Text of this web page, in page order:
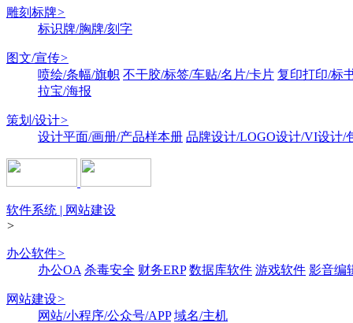
雕刻标牌>
标识牌/胸牌/刻字
图文/宣传>
喷绘/条幅/旗帜 不干胶/标签/车贴/名片/卡片 复印打印/标
拉宝/海报
策划/设计>
设计平面/画册/产品样本册 品牌设计/LOGO设计/VI设计/
软件系统 | 网站建设
>
办公软件>
办公OA 杀毒安全 财务ERP 数据库软件 游戏软件 影音编
网站建设>
网站/小程序/公众号/APP 域名/主机